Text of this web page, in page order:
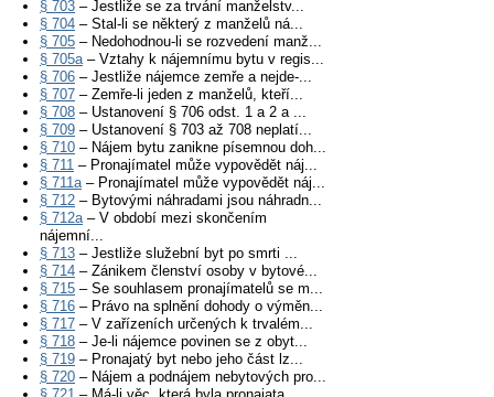
§ 703 – Jestliže se za trvání manželstv...
§ 704 – Stal-li se některý z manželů ná...
§ 705 – Nedohodnou-li se rozvedení manž...
§ 705a– Vztahy k nájemnímu bytu v regis...
§ 706 – Jestliže nájemce zemře a nejde-...
§ 707 – Zemře-li jeden z manželů, kteří...
§ 708 – Ustanovení § 706 odst. 1 a 2 a ...
§ 709 – Ustanovení § 703 až 708 neplatí...
§ 710 – Nájem bytu zanikne písemnou doh...
§ 711 – Pronajímatel může vypovědět náj...
§ 711a– Pronajímatel může vypovědět náj...
§ 712 – Bytovými náhradami jsou náhradn...
§ 712a– V období mezi skončením
nájemní...
§ 713 – Jestliže služební byt po smrti ...
§ 714 – Zánikem členství osoby v bytové...
§ 715 – Se souhlasem pronajímatelů se m...
§ 716 – Právo na splnění dohody o výměn...
§ 717 – V zařízeních určených k trvalém...
§ 718 – Je-li nájemce povinen se z obyt...
§ 719 – Pronajatý byt nebo jeho část lz...
§ 720 – Nájem a podnájem nebytových pro...